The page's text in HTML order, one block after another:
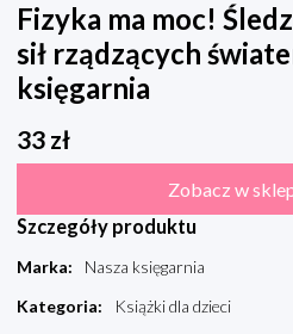
Fizyka ma moc!
sił rządzących
księgarnia
33 zł
Zobacz w
Szczegóły produktu
Marka:
Nasza księgarnia
Kategoria:
Książki dla dzieci